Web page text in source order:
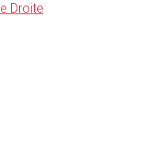
Droite